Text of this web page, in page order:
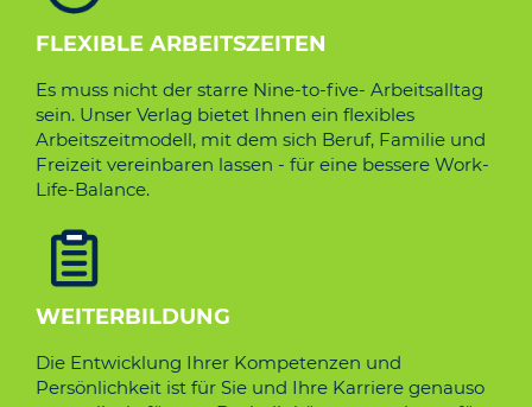
FLEXI­BLE ARBEI­TSZEIT­EN
Es muss nicht der starre Nine-to-five- Arbeitsalltag
sein. Unser Verlag bietet Ihnen ein flexibles
Arbeitszeitmodell, mit dem sich Beruf, Familie und
Freizeit vereinbaren lassen - für eine bessere Work-
Life-Balance.
WEITE­RBILDU­NG
Die Entwicklung Ihrer Kompetenzen und
Persönlichkeit ist für Sie und Ihre Karriere genauso